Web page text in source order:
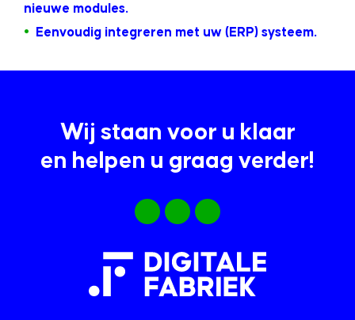
nieuwe modules.
• Eenvoudig integreren met uw (ERP) systeem.
Wij staan voor u klaar
en helpen u graag verder!